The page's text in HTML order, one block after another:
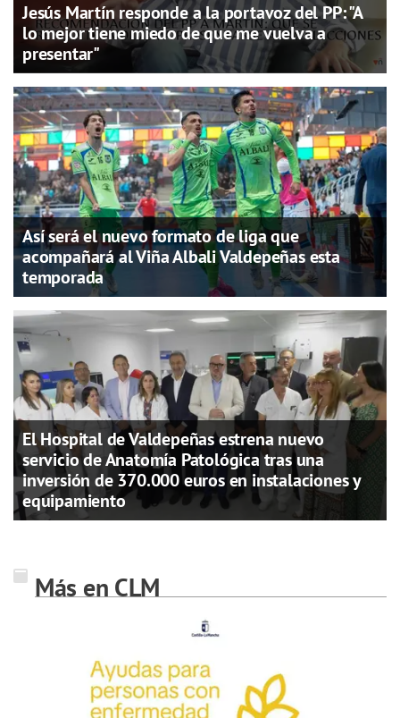
Jesús Martín responde a la portavoz del PP: "A
lo mejor tiene miedo de que me vuelva a
presentar"
Así será el nuevo formato de liga que
acompañará al Viña Albali Valdepeñas esta
temporada
El Hospital de Valdepeñas estrena nuevo
servicio de Anatomía Patológica tras una
inversión de 370.000 euros en instalaciones y
equipamiento
Más en CLM